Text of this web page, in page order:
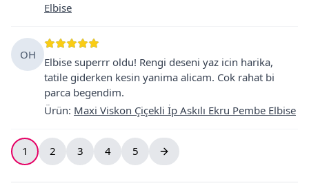
Elbise
OH
Elbise superrr oldu! Rengi deseni yaz icin harika,
tatile giderken kesin yanima alicam. Cok rahat bi
parca begendim.
Ürün: Maxi Viskon Çiçekli İp Askılı Ekru Pembe Elbise
1 2 3 4 5